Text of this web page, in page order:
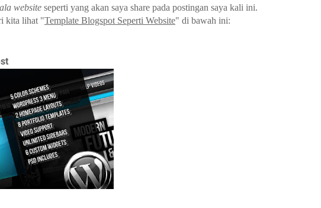
website seperti yang akan saya share pada postingan saya kali ini.
kita lihat "Template Blogspot Seperti Website" di bawah ini: